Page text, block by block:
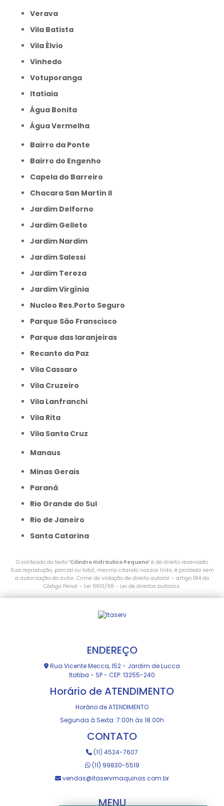
Verava
Vila Batista
Vila Élvio
Vinhedo
Votuporanga
itatiaia
Água Bonita
Água Vermelha
Bairro da Ponte
Bairro do Engenho
Capela do Barreiro
Chacara San Martin II
Jardim Delforno
Jardim Gelleto
Jardim Nardim
Jardim Salessi
Jardim Tereza
Jardim Virgínia
Nucleo Res.Porto Seguro
Parque São Franscisco
Parque das laranjeiras
Recanto da Paz
Vila Cassaro
Vila Cruzeiro
Vila Lanfranchi
Vila Rita
Vila Santa Cruz
Manaus
Minas Gerais
Paraná
Rio Grande do Sul
Rio de Janeiro
Santa Catarina
O conteúdo do texto "Cilindro Hidráulico Pequeno" é de direito reservado.
Sua reprodução, parcial ou total, mesmo citando nossos links, é proibida sem
a autorização do autor. Crime de violação de direito autoral – artigo 184 do
Código Penal – Lei 9610/98 - Lei de direitos autorais.
ENDEREÇO
Rua Vicente Mecca, 152 - Jardim de Lucca
Itatiba - SP - CEP: 13255-240
Horário de ATENDIMENTO
Horário de ATENDIMENTO
Segunda à Sexta: 7:00h às 18:00h
CONTATO
(11) 4524-7607
(11) 99830-5519
vendas@itaservmaquinas.com.br
MENU